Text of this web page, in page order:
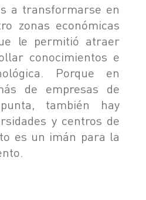
a transformarse en
zonas económicas
le permitió atraer
conocimientos e
Porque en
de empresas de
también hay
y centros de
es un imán para la